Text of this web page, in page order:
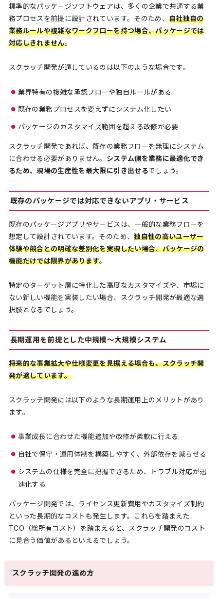
標準的なパッケージソフトウェアは、多くの企業で共通する業
務プロセスを前提に設計されています。そのため、 自社独自の
業務ルールや複雑なワークフローを持つ場合、パッケージでは
対応しきれません。
スクラッチ開発が適しているのは以下のような場合です。
業界特有の複雑な承認フローや独自ルールがある
既存の業務プロセスを変えずにシステム化したい
パッケージのカスタマイズ範囲を超える改修が必要
スクラッチ開発であれば、既存の業務フローを無理にシステム
に合わせる必要がありません。 システム側を業務に最適化でき
るため、現場の生産性を最大限に引き出せるでしょう。
既存のパッケージでは対応できないアプリ・サービス
既存のパッケージアプリやサービスは、一般的な業務フローを
想定して設計されています。そのため、独自性の高いユーザー
体験や競合との明確な差別化を実現したい場合、パッケージの
機能だけでは限界があります。
特定のターゲット層に特化した高度なカスタマイズや、市場に
ない新しい機能を実装したい場合、スクラッチ開発が最適な選
択肢となるでしょう。
長期運用を前提とした中規模〜大規模システム
将来的な事業拡大や仕様変更を見据える場合も、スクラッチ開
発が適しています。
スクラッチ開発には以下のような長期運用上のメリットがあり
ます。
事業成長に合わせた機能追加や改修が柔軟に行える
自社で保守・運用体制を構築しやすく、外部依存を減らせる
システムの仕様を完全に把握できるため、トラブル対応が迅
速化する
パッケージ開発では、ライセンス更新費用やカスタマイズ制約
といった長期的なコストも発生します。これらを踏まえた
TCO（総所有コスト）を踏まえると、スクラッチ開発のコスト
に見合う価値があるといえるでしょう。
スクラッチ開発の進め方